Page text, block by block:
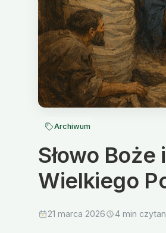
Archiwum
Słowo
Wielkiego
21 marca 2026 4 min